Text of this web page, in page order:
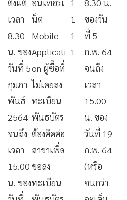
ตั้งแต่
เวลา
8.30
น ของ
วันที่ 5
กุมภา
พันธ์
2564
จนถึง
เวลา
15.00
น ของ
อินเทอร์เ
น็ต
Mobile
Applicati
on ผู้ซื้อที่
ไม่เคยลง
ทะเบียน
พันธบัตร
ต้องติดต่อ
สาขาเพื่อ
ขอลง
ทะเบียน
1
1
1
1
8.30 น.
ของวัน
ที่ 5
ก.พ. 64
จนถึง
เวลา
15.00
น. ของ
วันที่ 19
ก.พ. 64
(หรือ
จนกว่า